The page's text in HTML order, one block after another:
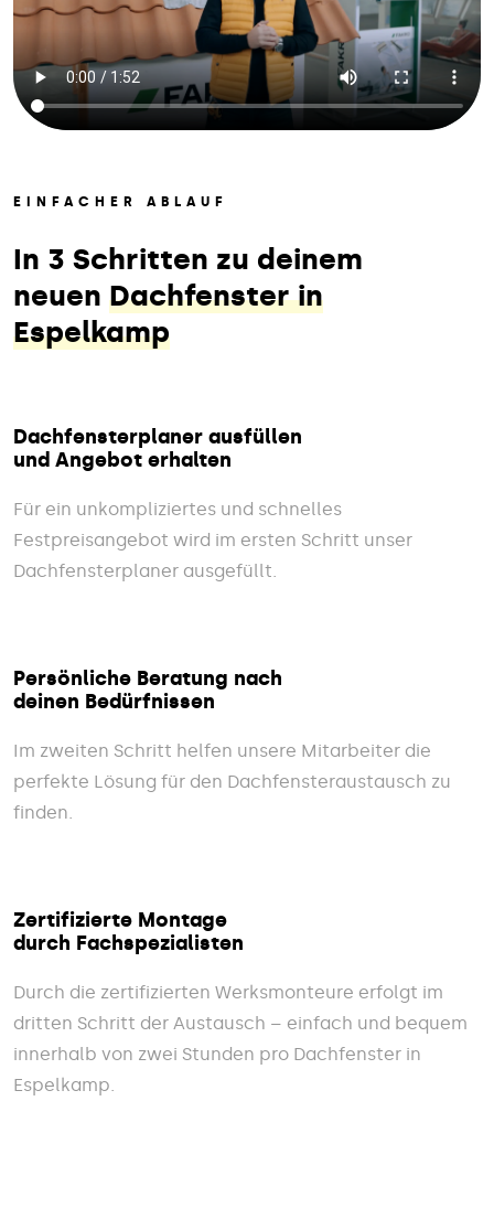
EINFACHER ABLAUF
In 3 Schritten zu deinem
neuen Dachfenster in
Espelkamp
Dachfensterplaner ausfüllen
und Angebot erhalten
Für ein unkompliziertes und schnelles
Festpreisangebot wird im ersten Schritt unser
Dachfensterplaner ausgefüllt.
Persönliche Beratung nach
deinen Bedürfnissen
Im zweiten Schritt helfen unsere Mitarbeiter die
perfekte Lösung für den Dachfensteraustausch zu
finden.
Zertifizierte Montage
durch Fachspezialisten
Durch die zertifizierten Werksmonteure erfolgt im
dritten Schritt der Austausch – einfach und bequem
innerhalb von zwei Stunden pro Dachfenster in
Espelkamp.